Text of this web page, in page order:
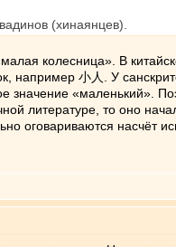
(хинаянцев).
колесница». В
например 小人. У
значение «маленький».
литературе, то оно
оговариваются насчёт